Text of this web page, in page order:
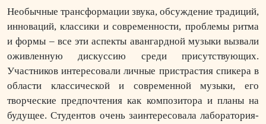
Необычные трансформации звука, обсуждение традиций,
инноваций, классики и современности, проблемы ритма
и формы – все эти аспекты авангардной музыки вызвали
оживленную дискуссию среди присутствующих.
Участников интересовали личные пристрастия спикера в
области классической и современной музыки, его
творческие предпочтения как композитора и планы на
будущее. Студентов очень заинтересовала лаборатория-